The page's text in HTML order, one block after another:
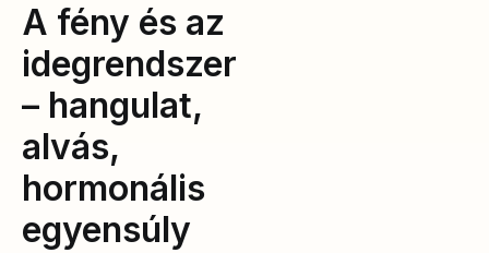
A fény és az
idegrendszer
– hangulat,
alvás,
hormonális
egyensúly